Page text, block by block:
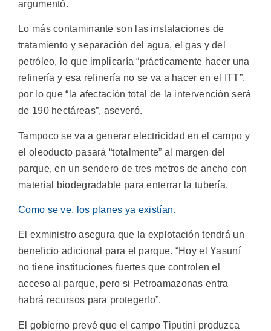
argumentó.
Lo más contaminante son las instalaciones de
tratamiento y separación del agua, el gas y del
petróleo, lo que implicaría “prácticamente hacer una
refinería y esa refinería no se va a hacer en el ITT”,
por lo que “la afectación total de la intervención será
de 190 hectáreas”, aseveró.
Tampoco se va a generar electricidad en el campo y
el oleoducto pasará “totalmente” al margen del
parque, en un sendero de tres metros de ancho con
material biodegradable para enterrar la tubería.
Como se ve, los planes ya existían.
El exministro asegura que la explotación tendrá un
beneficio adicional para el parque. “Hoy el Yasuní
no tiene instituciones fuertes que controlen el
acceso al parque, pero si Petroamazonas entra
habrá recursos para protegerlo”.
El gobierno prevé que el campo Tiputini produzca